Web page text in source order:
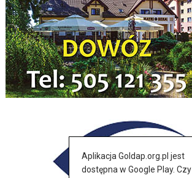
Aplikacja Goldap.org.pl jest
dostępna w Google Play. Czy